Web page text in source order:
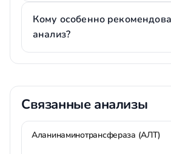
Кому особенно
анализ?
Связанные анализы
Аланинаминотрансфераза (АЛТ)